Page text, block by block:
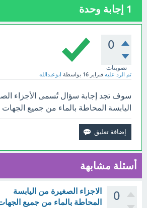
1 إجابة وحدة
0
تصويتات
تم الرد عليه فبراير 16 بواسطة ابوعبدالله
سوف تجد إجابة سؤال تُسمى الأجزاء
اليابسة المحاطة بالماء من جميع الجهات
أسئلة مشابهة
0
الاجزاء الصغيرة من اليابسة
المحاطة بالماء من جميع